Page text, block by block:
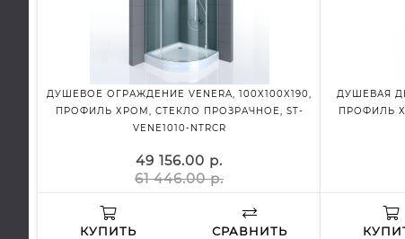
ДУШЕВОЕ ОГРАЖДЕНИЕ VENERA, 100X100X190,
ПРОФИЛЬ ХРОМ, СТЕКЛО ПРОЗРАЧНОЕ, ST-
VENE1010-NTRCR
49 156.00 р.
61 446.00 р.
КУПИТЬ СРАВНИТЬ
ДУШЕВАЯ
ПРОФИЛЬ